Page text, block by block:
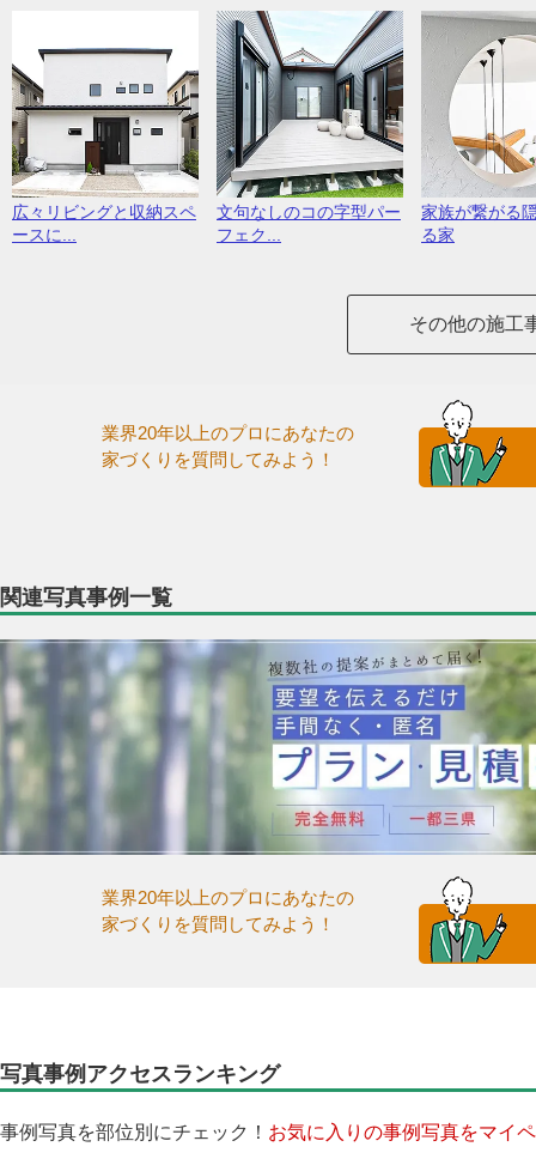
広々リビングと収納スペ
ースに...
文句なしのコの字型パー
フェク...
家族が繋がる
る家
その他の施工
業界20年以上のプロにあなたの
家づくりを質問してみよう！
関連写真事例一覧
業界20年以上のプロにあなたの
家づくりを質問してみよう！
写真事例アクセスランキング
事例写真を部位別にチェック！ お気に入りの事例写真をマイ